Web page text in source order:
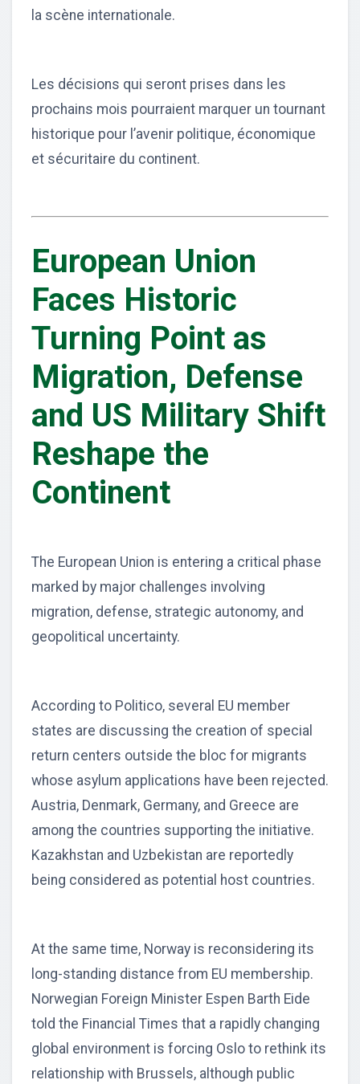
la scène internationale.
Les décisions qui seront prises dans les
prochains mois pourraient marquer un tournant
historique pour l’avenir politique, économique
et sécuritaire du continent.
European Union
Faces Historic
Turning Point as
Migration, Defense
and US Military Shift
Reshape the
Continent
The European Union is entering a critical phase
marked by major challenges involving
migration, defense, strategic autonomy, and
geopolitical uncertainty.
According to Politico, several EU member
states are discussing the creation of special
return centers outside the bloc for migrants
whose asylum applications have been rejected.
Austria, Denmark, Germany, and Greece are
among the countries supporting the initiative.
Kazakhstan and Uzbekistan are reportedly
being considered as potential host countries.
At the same time, Norway is reconsidering its
long-standing distance from EU membership.
Norwegian Foreign Minister Espen Barth Eide
told the Financial Times that a rapidly changing
global environment is forcing Oslo to rethink its
relationship with Brussels, although public